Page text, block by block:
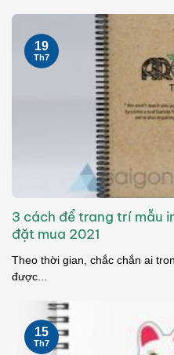
3 cách để trang trí mẫu
đặt mua 2021
Theo thời gian, chắc chắn ai
được...
19
Th7
15
Th7